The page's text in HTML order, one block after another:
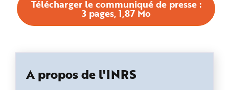
Télécharger le communiqué de presse :
3 pages, 1,87 Mo
A propos de l'INRS